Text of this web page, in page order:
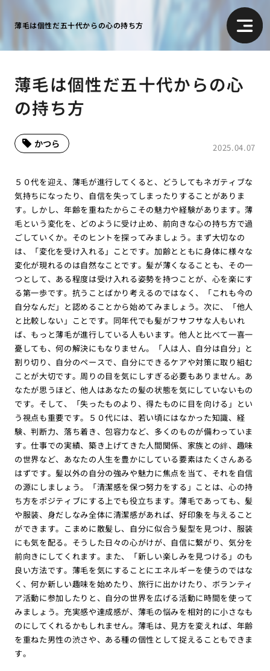
薄毛は個性だ五十代からの心の持ち方
薄毛は個性だ五十代からの心
の持ち方
2025.04.07
かつら
５０代を迎え、薄毛が進行してくると、どうしてもネガティブな
気持ちになったり、自信を失ってしまったりすることがありま
す。しかし、年齢を重ねたからこその魅力や経験があります。薄
毛という変化を、どのように受け止め、前向きな心の持ち方で過
ごしていくか。そのヒントを探ってみましょう。まず大切なの
は、「変化を受け入れる」ことです。加齢とともに身体に様々な
変化が現れるのは自然なことです。髪が薄くなることも、その一
つとして、ある程度は受け入れる姿勢を持つことが、心を楽にす
る第一歩です。抗うことばかり考えるのではなく、「これも今の
自分なんだ」と認めることから始めてみましょう。次に、「他人
と比較しない」ことです。同年代でも髪がフサフサな人もいれ
ば、もっと薄毛が進行している人もいます。他人と比べて一喜一
憂しても、何の解決にもなりません。「人は人、自分は自分」と
割り切り、自分のペースで、自分にできるケアや対策に取り組む
ことが大切です。周りの目を気にしすぎる必要もありません。あ
なたが思うほど、他人はあなたの髪の状態を気にしていないもの
です。そして、「失ったものより、得たものに目を向ける」とい
う視点も重要です。５０代には、若い頃にはなかった知識、経
験、判断力、落ち着き、包容力など、多くのものが備わっていま
す。仕事での実績、築き上げてきた人間関係、家族との絆、趣味
の世界など、あなたの人生を豊かにしている要素はたくさんある
はずです。髪以外の自分の強みや魅力に焦点を当て、それを自信
の源にしましょう。「清潔感を保つ努力をする」ことは、心の持
ち方をポジティブにする上でも役立ちます。薄毛であっても、髪
や服装、身だしなみ全体に清潔感があれば、好印象を与えること
ができます。こまめに散髪し、自分に似合う髪型を見つけ、服装
にも気を配る。そうした日々の心がけが、自信に繋がり、気分を
前向きにしてくれます。また、「新しい楽しみを見つける」のも
良い方法です。薄毛を気にすることにエネルギーを使うのではな
く、何か新しい趣味を始めたり、旅行に出かけたり、ボランティ
ア活動に参加したりと、自分の世界を広げる活動に時間を使って
みましょう。充実感や達成感が、薄毛の悩みを相対的に小さなも
のにしてくれるかもしれません。薄毛は、見方を変えれば、年齢
を重ねた男性の渋さや、ある種の個性として捉えることもできま
す。